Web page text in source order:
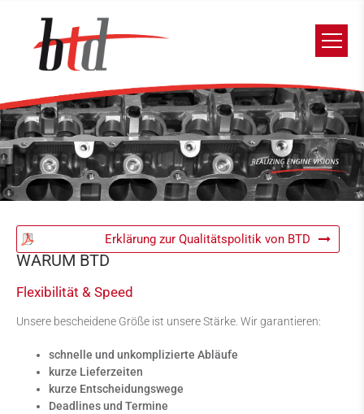
WARUM BTD
Flexibilität & Speed
Unsere bescheidene Größe ist unsere Stärke. Wir garantieren:
schnelle und unkomplizierte Abläufe
kurze Lieferzeiten
kurze Entscheidungswege
Deadlines und Termine
Erklärung zur Qualitätspolitik von BTD